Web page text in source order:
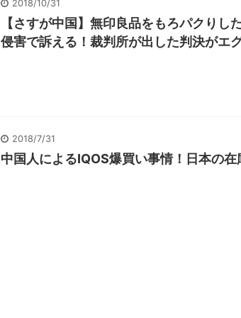
2018/10/31
【さすが中国】無印良品をもろパクり
侵害で訴える！裁判所が出した判決がエ
2018/7/31
中国人によるIQOS爆買い事情！日本の